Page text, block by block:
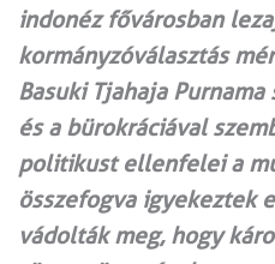
indonéz fővárosban
kormányzóválasztás
Basuki Tjahaja
és a bürokráciával
politikust ellenfelei a
összefogva igyekeztek
vádolták meg, hogy